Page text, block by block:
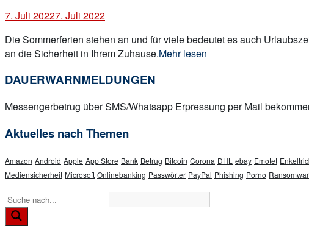
7. Juli 20227. Juli 2022
Die Sommerferien stehen an und für viele bedeutet es auch
an die Sicherheit in Ihrem Zuhause.„Sommerurlaub
Sie
Sicherheit“
Mehr lesen
DAUERWARNMELDUNGEN
Messengerbetrug über SMS/Whatsapp Erpressung per Mail
Aktuelles nach Themen
Amazon Android Apple App Store Bank Betrug Bitcoin Corona DHL ebay Emotet
Mediensicherheit Microsoft Onlinebanking Passwörter PayPal Phishing Porno